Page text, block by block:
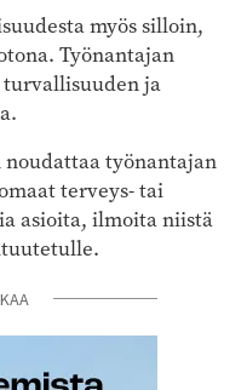
myös silloin,
Työnantajan
ja
työnantajan
terveys- tai
asioita, ilmoita niistä